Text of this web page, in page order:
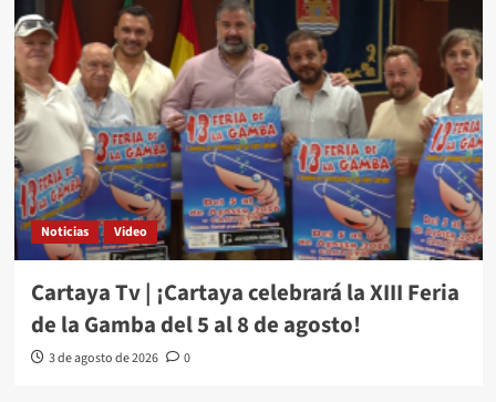
Noticias Video
Cartaya Tv | ¡Cartaya celebrará la XIII Feria
de la Gamba del 5 al 8 de agosto!
3 de agosto de 2026 0